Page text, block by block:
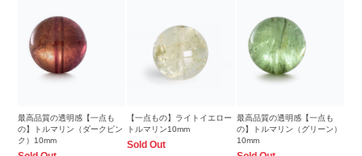
最高品質の透明感【一点も
の】トルマリン（ダークピン
ク）10mm
【一点もの】ライトイエロー
トルマリン10mm
Sold Out
最高品質の透明感【一点も
の】トルマリン（グリーン）
10mm